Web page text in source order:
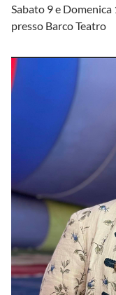
Sabato 9 e
presso Barco Teatro